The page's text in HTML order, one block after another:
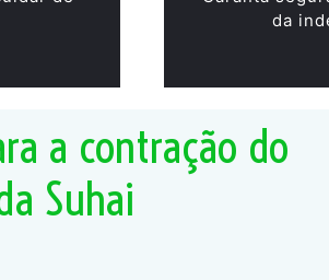
da
a contração do
Suhai